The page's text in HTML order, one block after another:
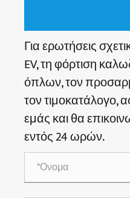
Για ερωτήσεις
EV, τη φόρτιση
όπλων, τον
τον τιμοκατάλογο,
εμάς και θα
εντός 24 ωρών.